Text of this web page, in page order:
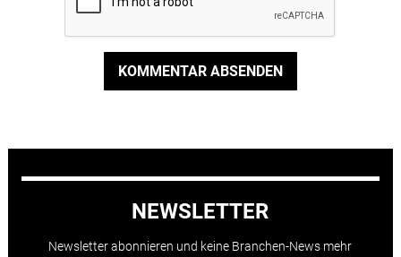
KOMMENTAR ABSENDEN
NEWSLETTER
Newsletter abonnieren und keine Branchen-News mehr